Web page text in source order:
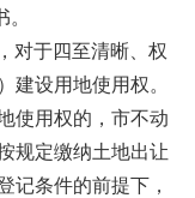
于四至清晰、权
建设用地使用权。
使用权的，市不动
规定缴纳土地出让
记条件的前提下，